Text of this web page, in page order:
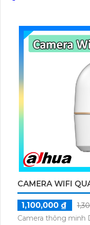
CAMERA WIFI
1,100,000 ₫
Camera thông minh